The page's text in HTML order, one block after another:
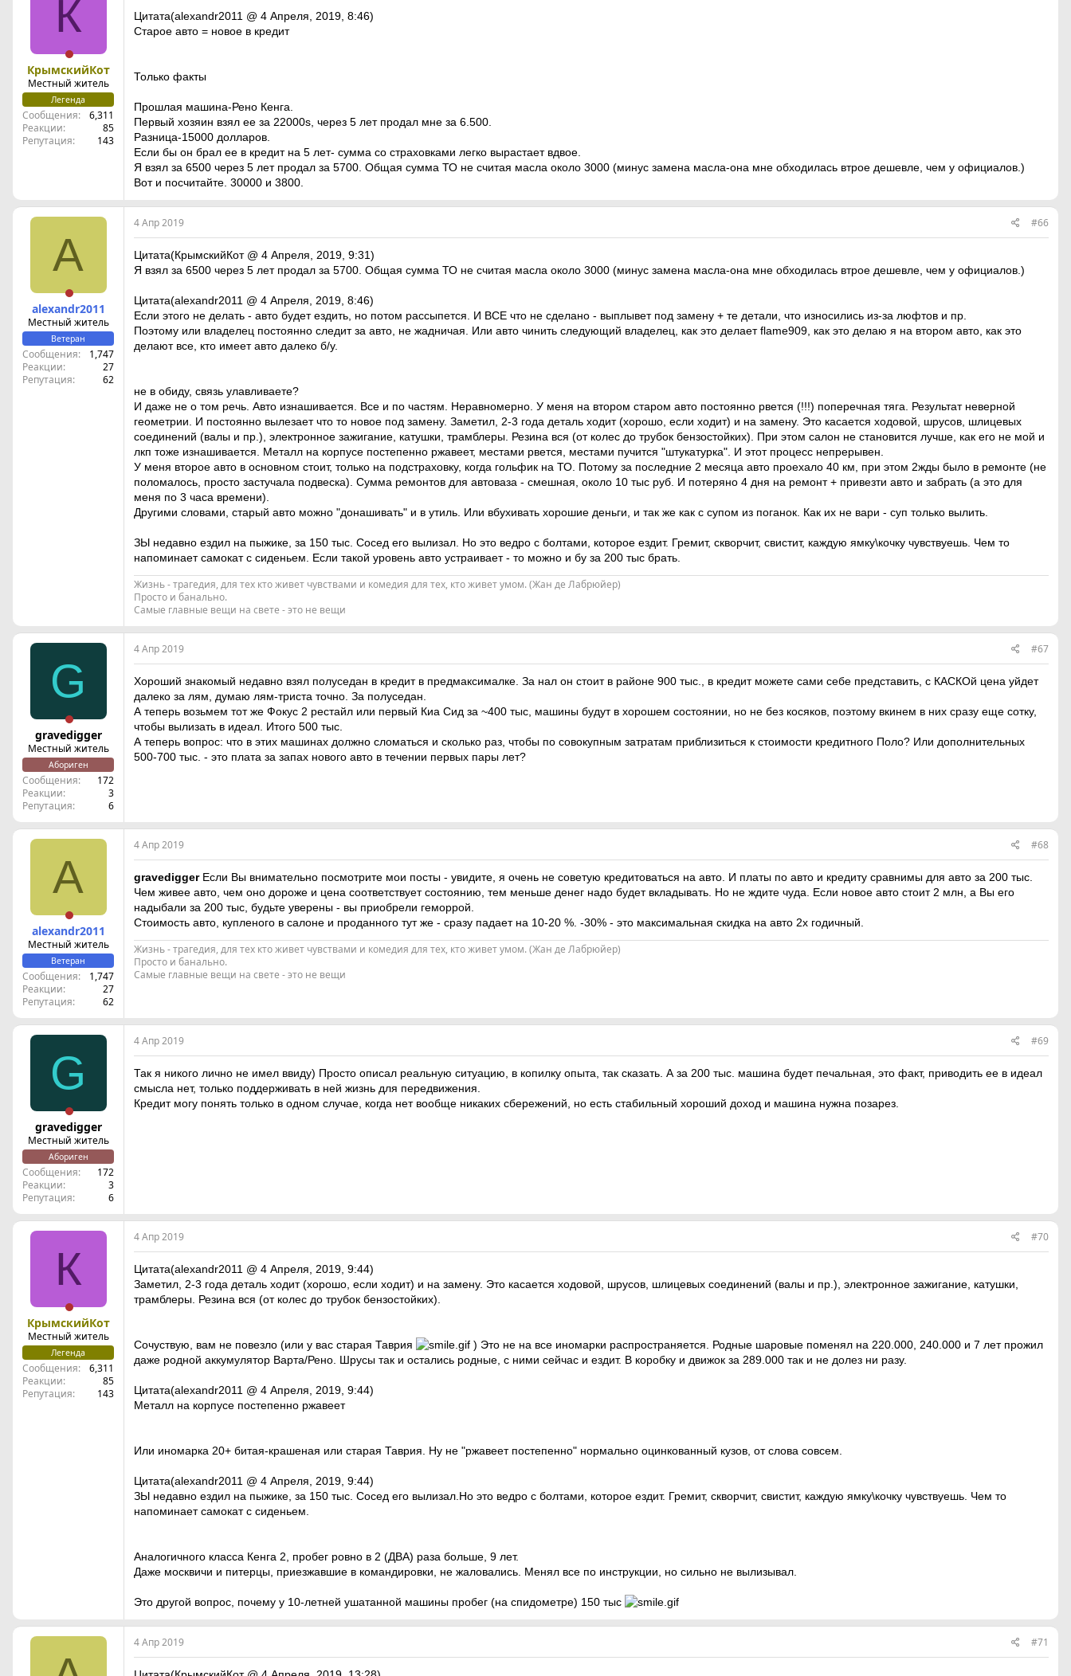
К
КрымскийКот
Местный житель
Легенда
Сообщения
6,311
Реакции
85
Репутация
143
Цитата(alexandr2011 @ 4 Апреля, 2019, 8:46)
Старое авто = новое в кредит
Только факты
Прошлая машина-Рено Кенга.
Первый хозяин взял ее за 22000s, через 5 лет продал мне за 6.500.
Разница-15000 долларов.
Если бы он брал ее в кредит на 5 лет- сумма со страховками легко вырастает вдвое.
Я взял за 6500 через 5 лет продал за 5700. Общая сумма ТО не считая масла около 3000 (минус замена масла-она мне обходилась втрое дешевле, чем у официалов.)
Вот и посчитайте. 30000 и 3800.
A
alexandr2011
Местный житель
Ветеран
Сообщения
1,747
Реакции
27
Репутация
62
4 Апр 2019 #66
Цитата(КрымскийКот @ 4 Апреля, 2019, 9:31)
Я взял за 6500 через 5 лет продал за 5700. Общая сумма ТО не считая масла около 3000 (минус замена масла-она мне обходилась втрое дешевле, чем у официалов.)
Цитата(alexandr2011 @ 4 Апреля, 2019, 8:46)
Если этого не делать - авто будет ездить, но потом рассыпется. И ВСЕ что не сделано - выплывет под замену + те детали, что износились из-за люфтов и пр.
Поэтому или владелец постоянно следит за авто, не жадничая. Или авто чинить следующий владелец, как это делает flame909, как это делаю я на втором авто, как это
делают все, кто имеет авто далеко б/у.
не в обиду, связь улавливаете?
И даже не о том речь. Авто изнашивается. Все и по частям. Неравномерно. У меня на втором старом авто постоянно рвется (!!!) поперечная тяга. Результат неверной
геометрии. И постоянно вылезает что то новое под замену. Заметил, 2-3 года деталь ходит (хорошо, если ходит) и на замену. Это касается ходовой, шрусов, шлицевых
соединений (валы и пр.), электронное зажигание, катушки, трамблеры. Резина вся (от колес до трубок бензостойких). При этом салон не становится лучше, как его не мой и
лкп тоже изнашивается. Металл на корпусе постепенно ржавеет, местами рвется, местами пучится "штукатурка". И этот процесс непрерывен.
У меня второе авто в основном стоит, только на подстраховку, когда гольфик на ТО. Потому за последние 2 месяца авто проехало 40 км, при этом 2жды было в ремонте (не
поломалось, просто застучала подвеска). Сумма ремонтов для автоваза - смешная, около 10 тыс руб. И потеряно 4 дня на ремонт + привезти авто и забрать (а это для
меня по 3 часа времени).
Другими словами, старый авто можно "донашивать" и в утиль. Или вбухивать хорошие деньги, и так же как с супом из поганок. Как их не вари - суп только вылить.
ЗЫ недавно ездил на пыжике, за 150 тыс. Сосед его вылизал. Но это ведро с болтами, которое ездит. Гремит, скворчит, свистит, каждую ямку\кочку чувствуешь. Чем то
напоминает самокат с сиденьем. Если такой уровень авто устраивает - то можно и бу за 200 тыс брать.
Жизнь - трагедия, для тех кто живет чувствами и комедия для тех, кто живет умом. (Жан де Лабрюйер)
Просто и банально.
Самые главные вещи на свете - это не вещи
G
gravedigger
Местный житель
Абориген
Сообщения
172
Реакции
3
Репутация
6
4 Апр 2019 #67
Хороший знакомый недавно взял полуседан в кредит в предмаксималке. За нал он стоит в районе 900 тыс., в кредит можете сами себе представить, с КАСКОй цена уйдет
далеко за лям, думаю лям-триста точно. За полуседан.
А теперь возьмем тот же Фокус 2 рестайл или первый Киа Сид за ~400 тыс, машины будут в хорошем состоянии, но не без косяков, поэтому вкинем в них сразу еще сотку,
чтобы вылизать в идеал. Итого 500 тыс.
А теперь вопрос: что в этих машинах должно сломаться и сколько раз, чтобы по совокупным затратам приблизиться к стоимости кредитного Поло? Или дополнительных
500-700 тыс. - это плата за запах нового авто в течении первых пары лет?
A
alexandr2011
Местный житель
Ветеран
Сообщения
1,747
Реакции
27
Репутация
62
4 Апр 2019 #68
gravediggerЕсли Вы внимательно посмотрите мои посты - увидите, я очень не советую кредитоваться на авто. И платы по авто и кредиту сравнимы для авто за 200 тыс.
Чем живее авто, чем оно дороже и цена соответствует состоянию, тем меньше денег надо будет вкладывать. Но не ждите чуда. Если новое авто стоит 2 млн, а Вы его
надыбали за 200 тыс, будьте уверены - вы приобрели геморрой.
Стоимость авто, купленого в салоне и проданного тут же - сразу падает на 10-20 %. -30% - это максимальная скидка на авто 2х годичный.
Жизнь - трагедия, для тех кто живет чувствами и комедия для тех, кто живет умом. (Жан де Лабрюйер)
Просто и банально.
Самые главные вещи на свете - это не вещи
G
gravedigger
Местный житель
Абориген
Сообщения
172
Реакции
3
Репутация
6
4 Апр 2019 #69
Так я никого лично не имел ввиду) Просто описал реальную ситуацию, в копилку опыта, так сказать. А за 200 тыс. машина будет печальная, это факт, приводить ее в идеал
смысла нет, только поддерживать в ней жизнь для передвижения.
Кредит могу понять только в одном случае, когда нет вообще никаких сбережений, но есть стабильный хороший доход и машина нужна позарез.
К
КрымскийКот
Местный житель
Легенда
Сообщения
6,311
Реакции
85
Репутация
143
4 Апр 2019 #70
Цитата(alexandr2011 @ 4 Апреля, 2019, 9:44)
Заметил, 2-3 года деталь ходит (хорошо, если ходит) и на замену. Это касается ходовой, шрусов, шлицевых соединений (валы и пр.), электронное зажигание, катушки,
трамблеры. Резина вся (от колес до трубок бензостойких).
Сочуствую, вам не повезло (или у вас старая Таврия
) Это не на все иномарки распространяется. Родные шаровые поменял на 220.000, 240.000 и 7 лет прожил
даже родной аккумулятор Варта/Рено. Шрусы так и остались родные, с ними сейчас и ездит. В коробку и движок за 289.000 так и не долез ни разу.
Цитата(alexandr2011 @ 4 Апреля, 2019, 9:44)
Металл на корпусе постепенно ржавеет
Или иномарка 20+ битая-крашеная или старая Таврия. Ну не "ржавеет постепенно" нормально оцинкованный кузов, от слова совсем.
Цитата(alexandr2011 @ 4 Апреля, 2019, 9:44)
ЗЫ недавно ездил на пыжике, за 150 тыс. Сосед его вылизал.Но это ведро с болтами, которое ездит. Гремит, скворчит, свистит, каждую ямку\кочку чувствуешь. Чем то
напоминает самокат с сиденьем.
Аналогичного класса Кенга 2, пробег ровно в 2 (ДВА) раза больше, 9 лет.
Даже москвичи и питерцы, приезжавшие в командировки, не жаловались. Менял все по инструкции, но сильно не вылизывал.
Это другой вопрос, почему у 10-летней ушатанной машины пробег (на спидометре) 150 тыс
4 Апр 2019 #71